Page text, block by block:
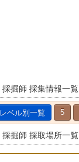
採掘師 採集情報一覧
レベル別一覧 5
採掘師 採取場所一覧